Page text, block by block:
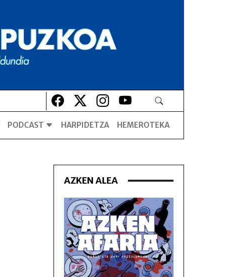
Lehio berrian irekiko da
Lehio berrian irekiko da
Lehio berrian irekiko da
Lehio berrian irekiko da
PODCAST HARPIDETZA HEMEROTEKA
AZKEN ALEA